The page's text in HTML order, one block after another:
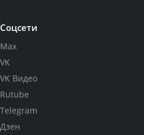
Соцсети
Max
VK
VK Видео
Rutube
Telegram
Дзен